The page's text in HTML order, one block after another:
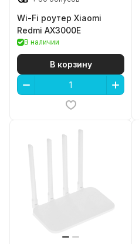
Wi-Fi роутер Xiaomi
Redmi AX3000E
В наличии
В корзину